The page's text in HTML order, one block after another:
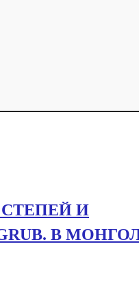
И
В